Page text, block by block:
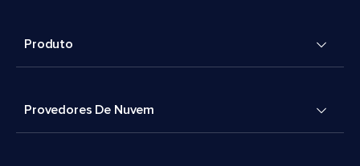
Produto
Provedores De Nuvem